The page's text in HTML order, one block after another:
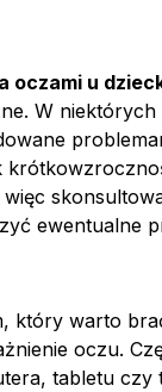
oczami u
W
ewentualne
który warto
oczu.
tabletu czy